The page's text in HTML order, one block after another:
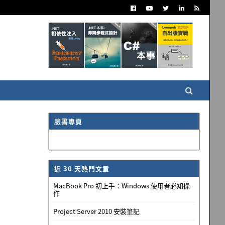
臉書專頁
近 30 天熱門文章
MacBook Pro 初上手：Windows 使用者必知操
作
Project Server 2010 安裝筆記